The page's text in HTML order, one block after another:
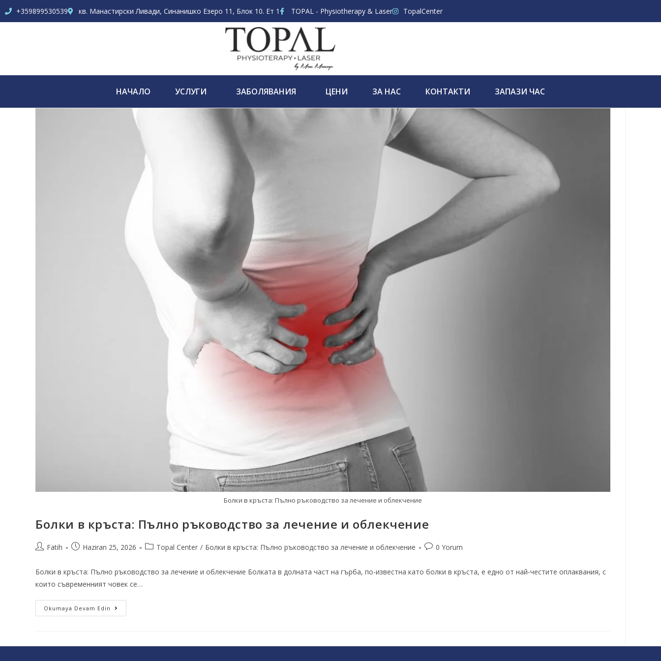
+359899530539 кв. Манастирски Ливади, Синанишко Езеро 11, Блок 10. Ет 1 TOPAL - Physiotherapy & Laser TopalCenter
НАЧАЛО УСЛУГИ ЗАБОЛЯВАНИЯ ЦЕНИ ЗА НАС КОНТАКТИ ЗАПАЗИ ЧАС
Болки в кръста: Пълно ръководство за лечение и облекчение
Болки в кръста: Пълно ръководство за лечение и облекчение
Fatih Haziran 25, 2026 Topal Center / Болки в кръста: Пълно ръководство за лечение и облекчение 0 Yorum
Болки в кръста: Пълно ръководство за лечение и облекчение Болката в долната част на гърба, по-известна като болки в кръста, е едно от най-честите оплаквания, с
които съвременният човек се…
Okumaya Devam Edin